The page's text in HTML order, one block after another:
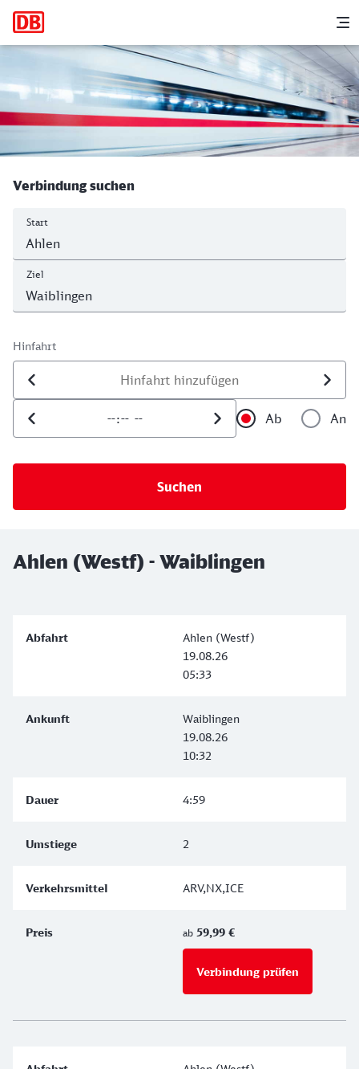
Hauptnavigation
Ahlen (Westf) - Waiblingen
Verbindung suchen
Start
Ziel
Hinfahrt
Datum der Hinfahrt
Uhrzeit der Hinfahrt
Ab
An
Ahlen (Westf) - Waiblingen
Ahlen (Westf)
19.08.26
05:33
Waiblingen
19.08.26
10:32
4:59
2
ARV,NX,ICE
ab 59,99 €
Verbindung prüfen